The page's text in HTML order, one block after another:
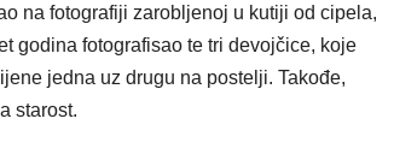
na fotografiji zarobljenoj u kutiji od cipela,
godina fotografisao te tri devojčice, koje
jedna uz drugu na postelji. Takođe,
starost.